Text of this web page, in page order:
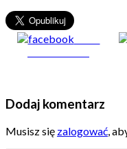
Dodaj komentarz
Musisz się zalogować,